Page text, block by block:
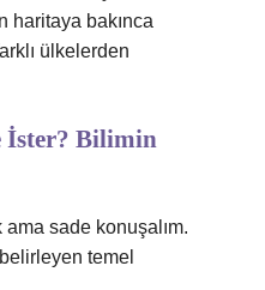
haritaya bakınca
ülkelerden
İster? Bilimin
sade konuşalım.
temel